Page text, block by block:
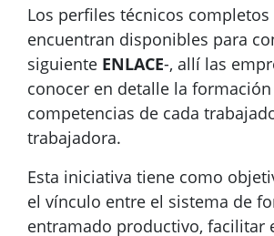
Los perfiles técnicos completos
encuentran disponibles para
siguiente ENLACE-, allí las
conocer en detalle la
competencias de cada
trabajadora.
Esta iniciativa tiene como
el vínculo entre el sistema de
entramado productivo, facilitar